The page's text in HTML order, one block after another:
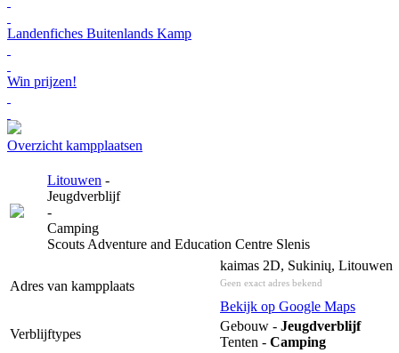
Landenfiches Buitenlands Kamp
Win prijzen!
Overzicht kampplaatsen
Litouwen -
Jeugdverblijf
-
Camping
Scouts Adventure and Education Centre Slenis
Adres van kampplaats
kaimas 2D, Sukinių, Litouwen
Geen exact adres bekend
Bekijk op Google Maps
Verblijftypes
Gebouw - Jeugdverblijf
Tenten - Camping